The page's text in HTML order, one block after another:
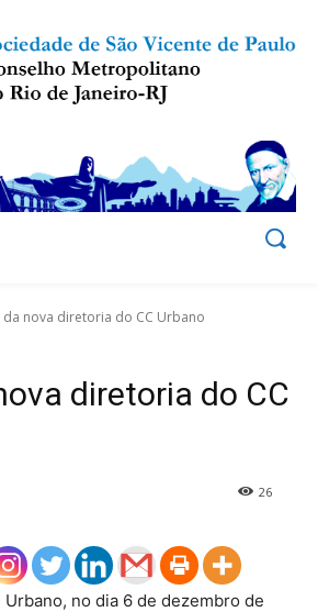
da nova diretoria do CC Urbano
diretoria do CC
26
no dia 6 de dezembro de